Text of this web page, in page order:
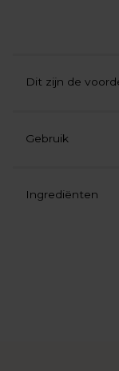
Dit zijn de
Gebruik
Ingrediënten